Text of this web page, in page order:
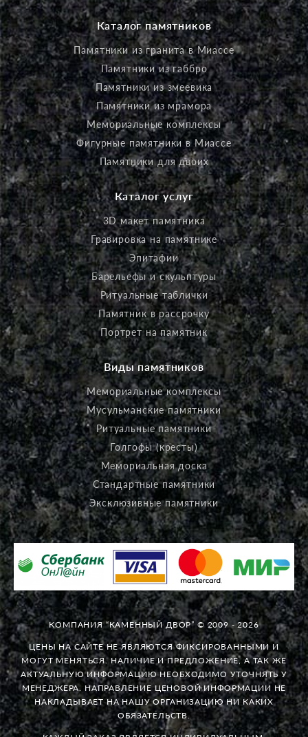
Каталог памятников
Памятники из гранита в Миассе
Памятники из габбро
Памятники из змеевика
Памятники из мрамора
Мемориальные комплексы
Фигурные памятники в Миассе
Памятники для двоих
Каталог услуг
3D макет памятника
Гравировка на памятнике
Эпитафии
Барельефы и скульптуры
Ритуальные таблички
Памятник в рассрочку
Портрет на памятник
Виды памятников
Мемориальные комплексы
Мусульманские памятники
Ритуальные памятники
Голгофы (кресты)
Мемориальная доска
Стандартные памятники
Эксклюзивные памятники
КОМПАНИЯ “КАМЕННЫЙ ДВОР” © 2009 - 2026
ЦЕНЫ НА САЙТЕ НЕ ЯВЛЯЮТСЯ ФИКСИРОВАННЫМИ И
МОГУТ МЕНЯТЬСЯ. НАЛИЧИЕ И ПРЕДЛОЖЕНИЕ, А ТАК ЖЕ
АКТУАЛЬНУЮ ИНФОРМАЦИЮ НЕОБХОДИМО УТОЧНЯТЬ У
МЕНЕДЖЕРА. НАПРАВЛЕНИЕ ЦЕНОВОЙ ИНФОРМАЦИИ НЕ
НАКЛАДЫВАЕТ НА НАШУ ОРГАНИЗАЦИЮ НИ КАКИХ
ОБЯЗАТЕЛЬСТВ.